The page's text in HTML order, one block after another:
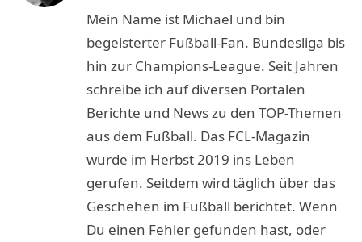
Mein Name ist Michael und bin
begeisterter Fußball-Fan. Bundesliga bis
hin zur Champions-League. Seit Jahren
schreibe ich auf diversen Portalen
Berichte und News zu den TOP-Themen
aus dem Fußball. Das FCL-Magazin
wurde im Herbst 2019 ins Leben
gerufen. Seitdem wird täglich über das
Geschehen im Fußball berichtet. Wenn
Du einen Fehler gefunden hast, oder